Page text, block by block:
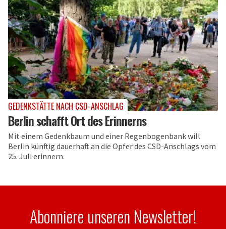
GEDENKSTÄTTE NACH CSD-ANSCHLAG
Berlin schafft Ort des Erinnerns
Mit einem Gedenkbaum und einer Regenbogenbank will
Berlin künftig dauerhaft an die Opfer des CSD-Anschlags vom
25. Juli erinnern.
Abonniere unseren Newsletter!